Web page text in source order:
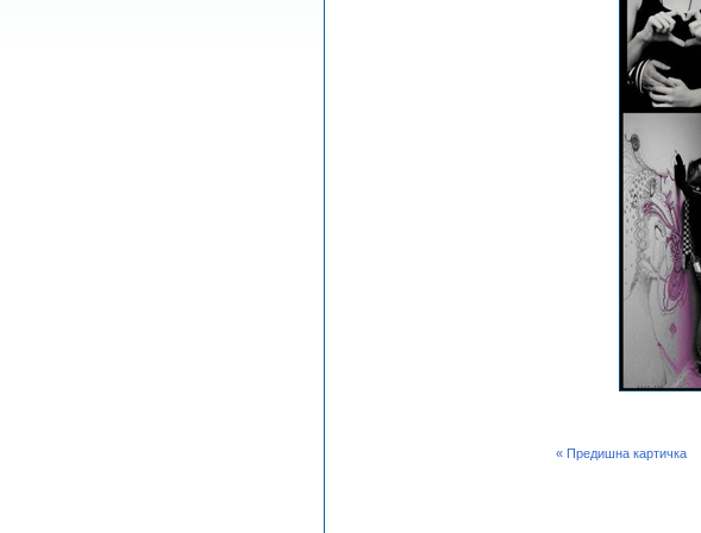
« Предишна картичка